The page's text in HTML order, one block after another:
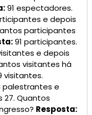
91 espectadores.
e depois
participantes
91 participantes.
e depois
visitantes há
visitantes.
palestrantes e
27. Quantos
Resposta: